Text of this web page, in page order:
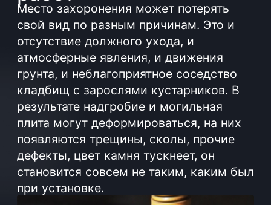
реставрация надписи на памятнике,
освежающие мероприятия;
реставрация фото на памятнике или его
замена;
граните;
добавляют элементы оформления;
шлифуют, полируют поверхность.
Реставрация памятников
включает разные
мероприятия: